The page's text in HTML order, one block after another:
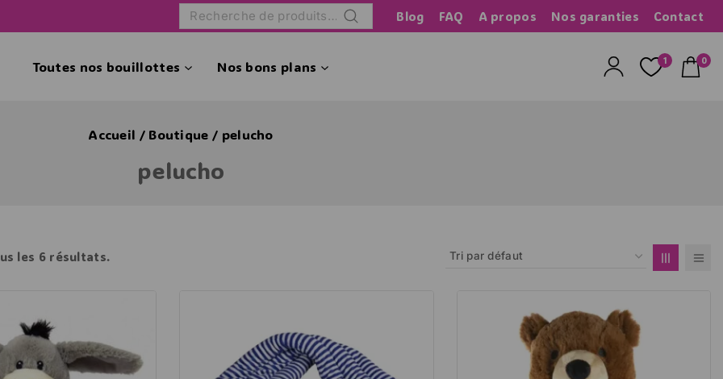
RechercheBlog FAQ A propos Nos garanties Contact
Toutes nos bouillottes Nos bons plans 1 0
Accueil / Boutique / pelucho
pelucho
les 6résultats.